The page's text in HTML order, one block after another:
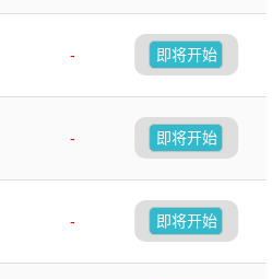
-
即将开始
-
即将开始
-
即将开始